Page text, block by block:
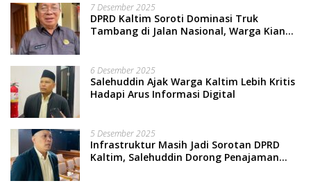
7 Desember 2025
DPRD Kaltim Soroti Dominasi Truk
Tambang di Jalan Nasional, Warga Kian
6 Desember 2025
Salehuddin Ajak Warga Kaltim Lebih Kritis
Hadapi Arus Informasi Digital
5 Desember 2025
Infrastruktur Masih Jadi Sorotan DPRD
Kaltim, Salehuddin Dorong Penajaman